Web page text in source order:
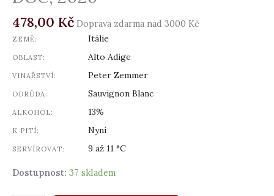
478,00 Kč Doprava zdarma nad 3000 Kč
ZEMĚ: Itálie
OBLAST: Alto Adige
VINAŘSTVÍ: Peter Zemmer
ODRŮDA: Sauvignon Blanc
ALKOHOL: 13%
K PITÍ: Nyní
SERVÍROVAT: 9 až 11 °C
Dostupnost: 37 skladem